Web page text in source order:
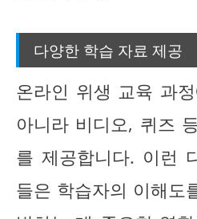
다양한 학습 자료 제공
온라인 위생 교육 과
아니라 비디오, 퀴즈
를 제공합니다. 이런
들은 학습자의 이해도